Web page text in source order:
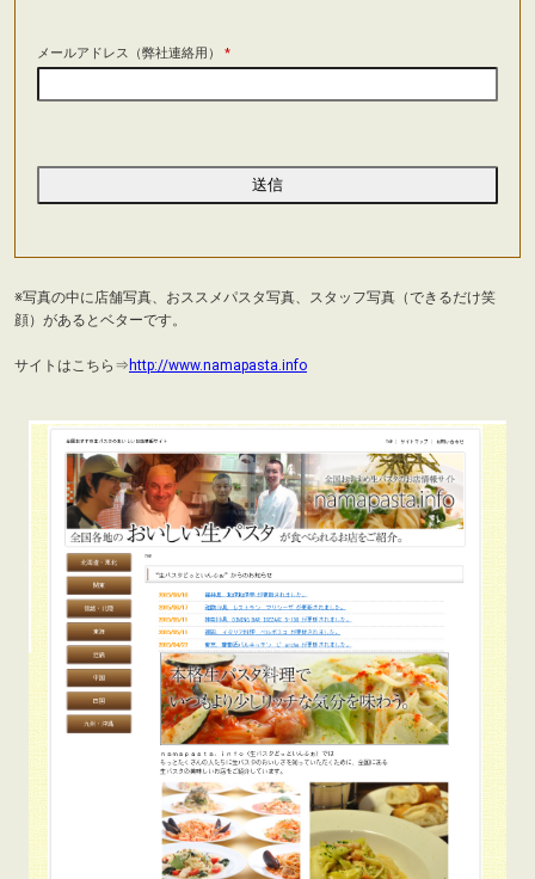
メールアドレス（弊社連絡用）*
※写真の中に店舗写真、おススメパスタ写真、スタッフ写真（できるだけ笑
顔）があるとベターです。
サイトはこちら⇒ http://www.namapasta.info